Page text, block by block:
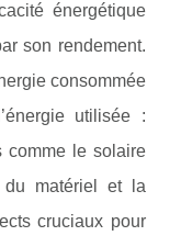
énergétique
son rendement.
consommée
utilisée :
comme le solaire
matériel et la
cruciaux pour